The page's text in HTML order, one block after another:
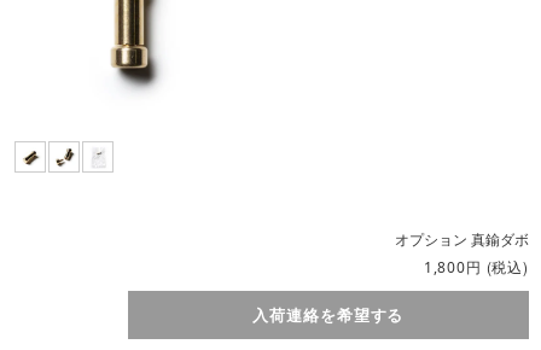
オプション 真鍮ダボ
1,800円 (税込)
入荷連絡を希望する